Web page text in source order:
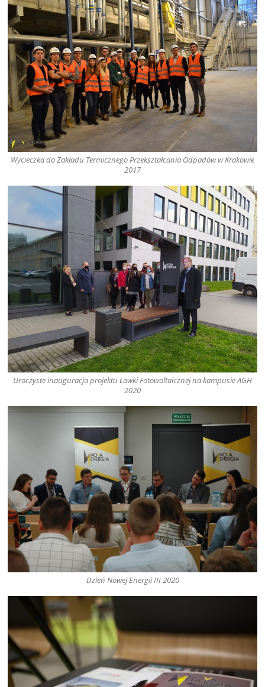
Wycieczka do Zakładu Termicznego Przekształcania Odpadów w Krakowie
2017
Uroczyste inauguracja projektu Ławki Fotowoltaicznej na kampusie AGH
2020
Dzień Nowej Energii III 2020